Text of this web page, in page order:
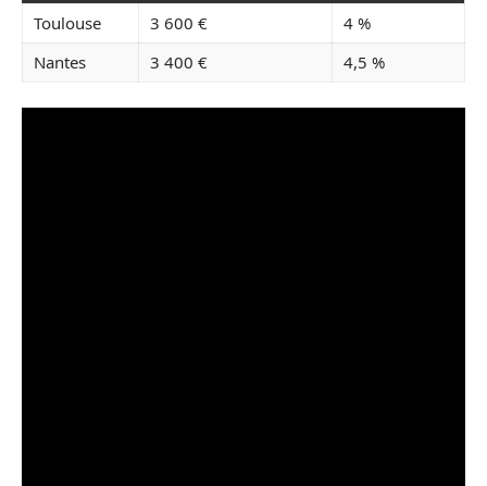
Toulouse 3 600 €
4 %
Nantes
3 400 € 4,5 %